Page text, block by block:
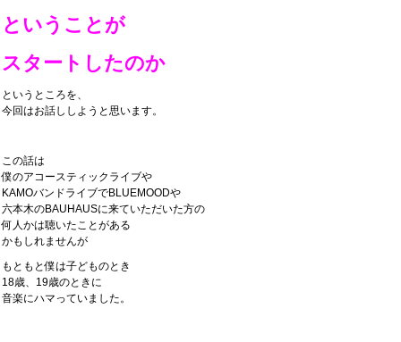
ということが
スタートしたのか
というところを、
今回はお話ししようと思います。
この話は
僕のアコースティックライブや
KAMOバンドライブでBLUEMOODや
六本木のBAUHAUSに来ていただいた方の
何人かは聴いたことがある
かもしれませんが
もともと僕は子どものとき
18歳、19歳のときに
音楽にハマっていました。